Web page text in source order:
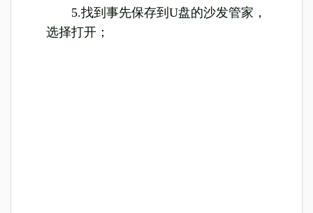
5.找到事先保存到U盘的沙发管家，
选择打开；